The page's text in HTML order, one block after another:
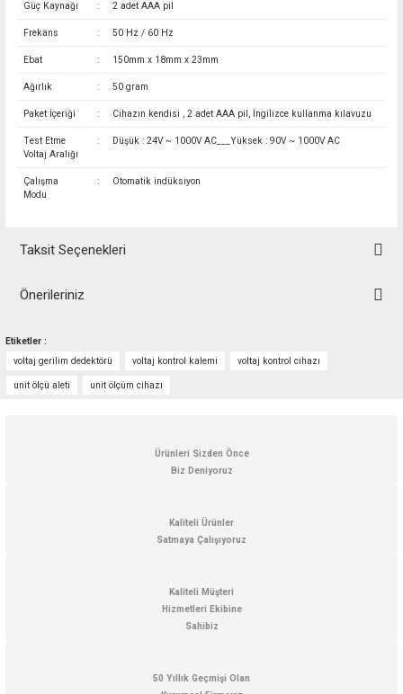
Güç Kaynağı : 2 adet AAA pil
Frekans : 50 Hz / 60 Hz
Ebat : 150mm x 18mm x 23mm
Ağırlık : 50 gram
Paket İçeriği : Cihazın kendisi , 2 adet AAA pil, İngilizce kullanma kılavuzu
Test Etme
Voltaj Aralığı
: Düşük : 24V ~ 1000V AC___Yüksek : 90V ~ 1000V AC
Çalışma
Modu
: Otomatik indüksiyon
Taksit Seçenekleri
Önerileriniz
yetersiz gördüğünüz noktaları öneri formunu kullanarak tarafımıza
iletebilirsiniz.
Görüş ve önerileriniz için teşekkür ederiz.
Ürün açıklamasında eksik bilgiler bulunuyor.
Ürün bilgilerinde hatalar bulunuyor.
Bu ürüne benzer farklı alternatifler olmalı.
Etiketler :
voltaj gerilim dedektörü
voltaj kontrol kalemi voltaj kontrol cihazı
unit ölçü aleti unit ölçüm cihazı
Ürünleri Sizden Önce
Biz Deniyoruz
Kaliteli Ürünler
Satmaya Çalışıyoruz
Kaliteli Müşteri
Hizmetleri Ekibine
Sahibiz
50 Yıllık Geçmişi Olan